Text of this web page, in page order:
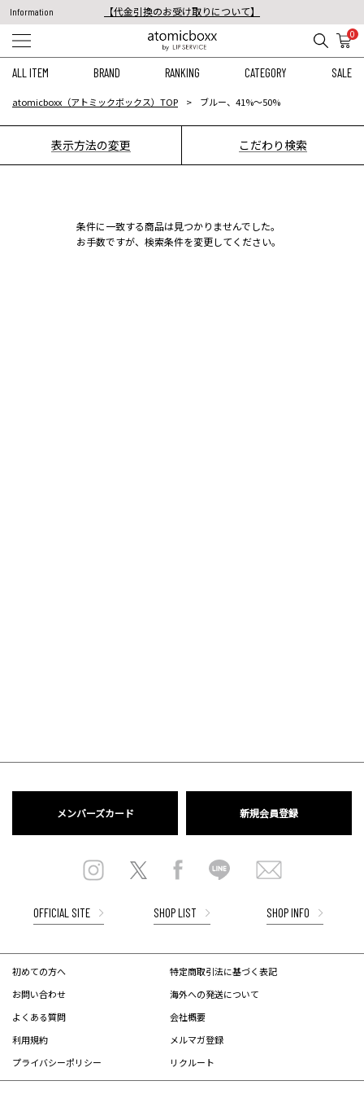
Information
【代金引換のお受け取りについて】
税込11,000円以上のご注文で送料無料！
0
ALL ITEM BRAND RANKING CATEGORY SALE
atomicboxx（アトミックボックス）TOP ブルー、41%〜50%
表示方法の変更 こだわり検索
条件に一致する商品は見つかりませんでした。
お手数ですが、検索条件を変更してください。
メンバーズカード 新規会員登録
OFFICIAL SITE SHOP LIST SHOP INFO
初めての方へ
お問い合わせ
よくある質問
利用規約
プライバシーポリシー
特定商取引法に基づく表記
海外への発送について
会社概要
メルマガ登録
リクルート